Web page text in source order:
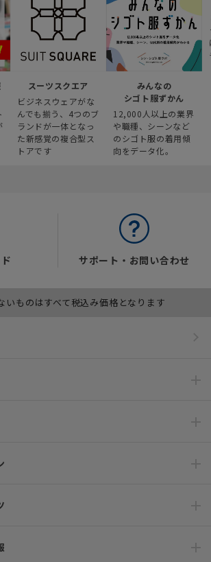
スーツスクエア
ビジネスウェアがな
んでも揃う、4つのブ
ランドが一体となっ
た新感覚の複合型ス
トアです
みんなの
シゴト服ずかん
12,000人以上の業界
や職種、シーンなど
のシゴト服の着用傾
向をデータ化。
サポート・お問い合わせ
いものはすべて税込み価格となります